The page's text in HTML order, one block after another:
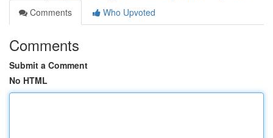
Comments
Who Upvoted
Comments
Submit a Comment
No HTML